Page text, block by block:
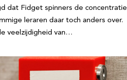
dat Fidget spinners de concentratie
leraren daar toch anders over.
veelzijdigheid van…